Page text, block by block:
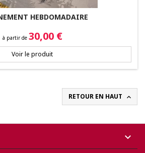
HEBDOMADAIRE
Prix
à partir de 30,00 €
Voir le produit
RETOUR EN HAUT 
